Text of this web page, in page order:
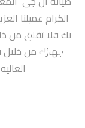
الكرام عميلنا
بك فلا تقلق من
جهازك من خلال